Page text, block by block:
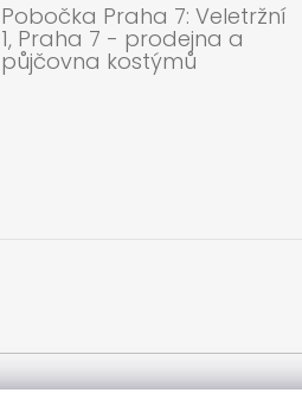
Pobočka Praha 7: Veletržní
1, Praha 7 - prodejna a
půjčovna kostýmů